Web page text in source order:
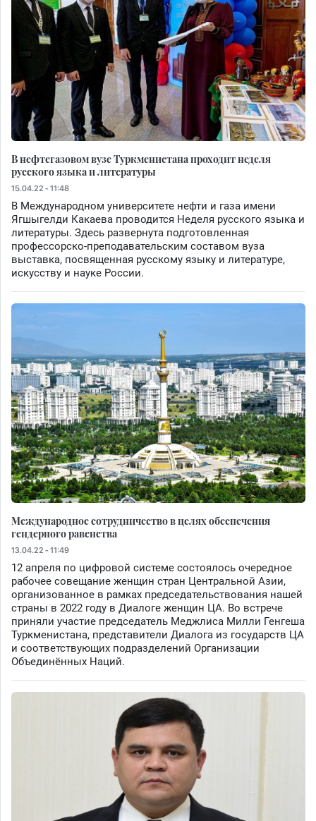
В нефтегазовом вузе Туркменистана проходит неделя
русского языка и литературы
15.04.22 - 11:48
В Международном университете нефти и газа имени
Ягшыгелди Какаева проводится Неделя русского языка и
литературы. Здесь развернута подготовленная
профессорско-преподавательским составом вуза
выставка, посвященная русскому языку и литературе,
искусству и науке России.
Международное сотрудничество в целях обеспечения
гендерного равенства
13.04.22 - 11:49
12 апреля по цифровой системе состоялось очередное
рабочее совещание женщин стран Центральной Азии,
организованное в рамках председательствования нашей
страны в 2022 году в Диалоге женщин ЦА. Во встрече
приняли участие председатель Меджлиса Милли Генгеша
Туркменистана, представители Диалога из государств ЦА
и соответствующих подразделений Организации
Объединённых Наций.